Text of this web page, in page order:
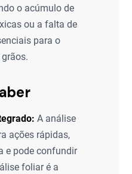
o acúmulo de
ou a falta de
para o
A análise
ações rápidas,
e pode confundir
foliar é a